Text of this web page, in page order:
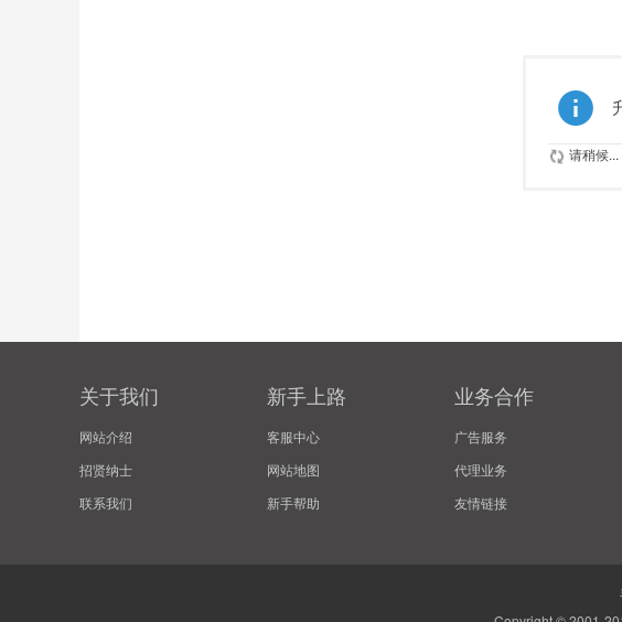
请稍候...
关于我们
网站介绍
招贤纳士
联系我们
新手上路
客服中心
网站地图
新手帮助
业务合作
广告服务
代理业务
友情链接